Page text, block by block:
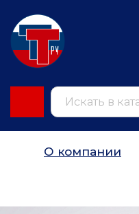
О компании